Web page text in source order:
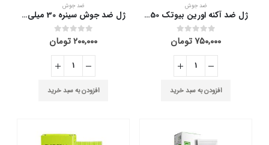
ضد جوش
ژل ضد آکنه اورین بیوتک 50 میلی لیتر
۷۵۰,۰۰۰تومان
افزودن به سبد خرید
ضد جوش
ژل ضد جوش سینره 30 میلی لیتر
۲۰۰,۰۰۰تومان
افزودن به سبد خرید